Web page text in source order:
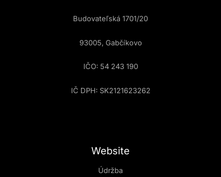
Budovateľská 1701/20
93005, Gabčíkovo
IČO: 54 243 190
IČ DPH: SK2121623262
Website
Údržba